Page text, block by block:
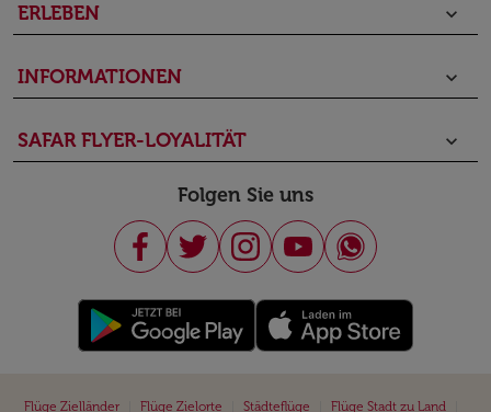
ERLEBEN keyboard_arrow_down
INFORMATIONEN keyboard_arrow_down
SAFAR FLYER-LOYALITÄT keyboard_arrow_down
Folgen Sie uns
Flüge Zielländer Flüge Zielorte Städteflüge Flüge Stadt zu Land